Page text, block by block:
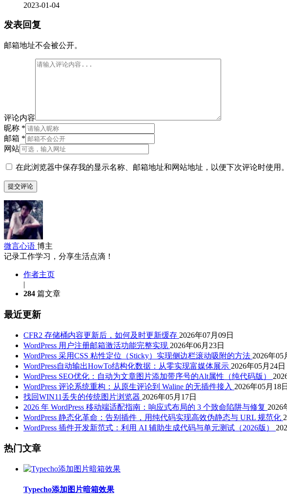
2023-01-04
发表回复
邮箱地址不会被公开。
评论内容
昵称 *
邮箱 *
网站
在此浏览器中保存我的显示名称、邮箱地址和网站地址，以便下次评论时使用。
微言心语 博主
记录工作学习，分享生活点滴！
作者主页
|
284 篇文章
最近更新
CFR2 存储桶内容更新后，如何及时更新缓存 2026年07月09日
WordPress 用户注册邮箱激活功能完整实现 2026年06月23日
WordPress 采用CSS 粘性定位（Sticky）实现侧边栏滚动吸附的方法 2026年05
WordPress自动输出HowTo结构化数据：从零实现富媒体展示 2026年05月24日
WordPress SEO优化：自动为文章图片添加带序号的Alt属性（纯代码版）
WordPress 评论系统重构：从原生评论到 Waline 的无插件接入 2026年05月18日
找回WIN11丢失的传统图片浏览器 2026年05月17日
2026 年 WordPress 移动端适配指南：响应式布局的 3 个致命陷阱与修复 2026
WordPress 静态化革命：告别插件，用纯代码实现高效伪静态与 URL 规范化
WordPress 插件开发新范式：利用 AI 辅助生成代码与单元测试（2026版）
热门文章
Typecho添加图片暗箱效果